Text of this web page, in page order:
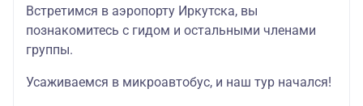
Встретимся в аэропорту Иркутска, вы
познакомитесь с гидом и остальными членами
группы.
Усаживаемся в микроавтобус, и наш тур начался!